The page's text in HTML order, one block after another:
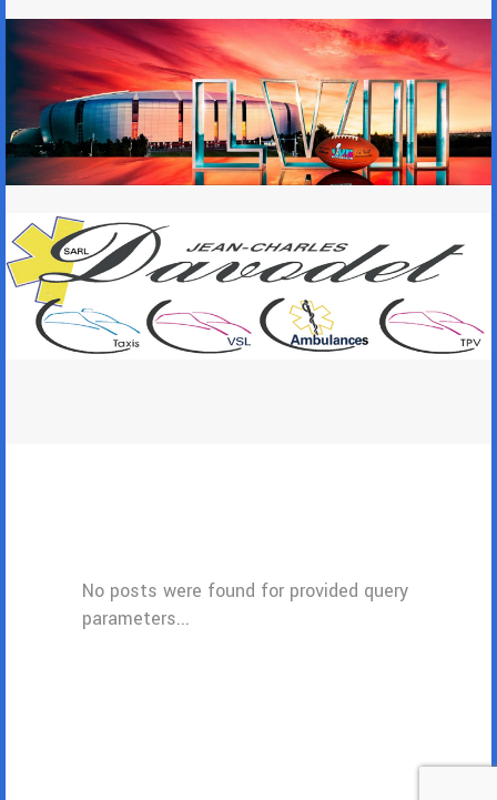
No posts were found for provided query
parameters...